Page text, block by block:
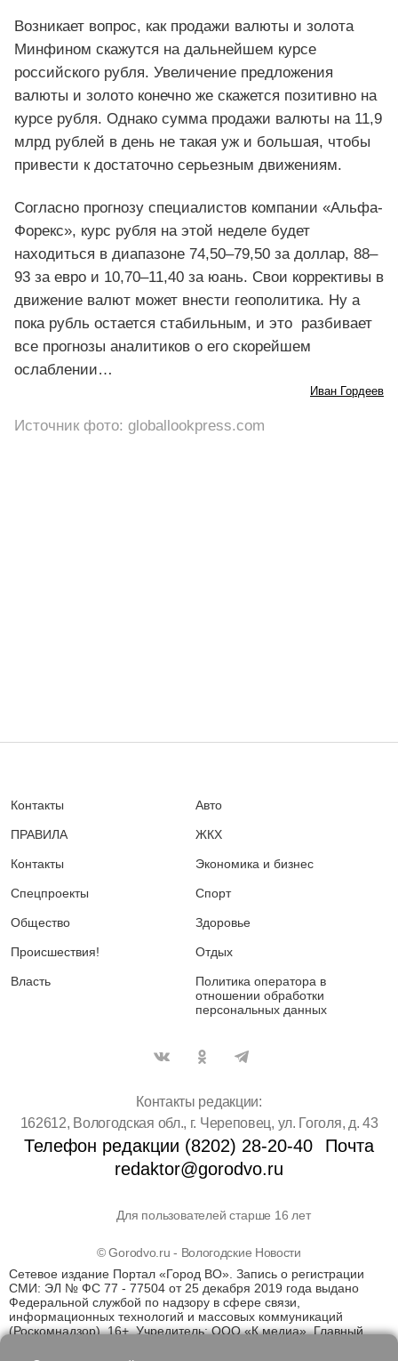
Возникает вопрос, как продажи валюты и золота
Минфином скажутся на дальнейшем курсе
российского рубля. Увеличение предложения
валюты и золото конечно же скажется позитивно на
курсе рубля. Однако сумма продажи валюты на 11,9
млрд рублей в день не такая уж и большая, чтобы
привести к достаточно серьезным движениям.
Согласно прогнозу специалистов компании «Альфа-
Форекс», курс рубля на этой неделе будет
находиться в диапазоне 74,50–79,50 за доллар, 88–
93 за евро и 10,70–11,40 за юань. Свои коррективы в
движение валют может внести геополитика. Ну а
пока рубль остается стабильным, и это разбивает
все прогнозы аналитиков о его скорейшем
ослаблении…
Иван Гордеев
Источник фото: globallookpress.com
Контакты
ПРАВИЛА
Контакты
Спецпроекты
Общество
Происшествия!
Власть
Авто
ЖКХ
Экономика и бизнес
Спорт
Здоровье
Отдых
Политика оператора в
отношении обработки
персональных данных
Контакты редакции:
162612, Вологодская обл., г. Череповец, ул. Гоголя, д. 43
Телефон редакции (8202) 28-20-40
Почта
redaktor@gorodvo.ru
Для пользователей старше 16 лет
© Gorodvo.ru - Вологодские Новости
Сетевое издание Портал «Город ВО». Запись о регистрации
СМИ: ЭЛ № ФС 77 - 77504 от 25 декабря 2019 года выдано
Федеральной службой по надзору в сфере связи,
информационных технологий и массовых коммуникаций
(Роскомнадзор). 16+. Учредитель: ООО «К медиа». Главный